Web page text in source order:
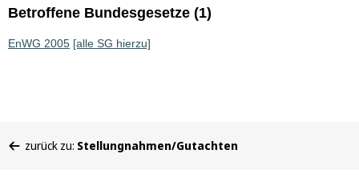
Betroffene Bundesgesetze (1)
EnWG 2005 [alle SG hierzu]
befinden
zurück zu: Stellungnahmen/Gutachten